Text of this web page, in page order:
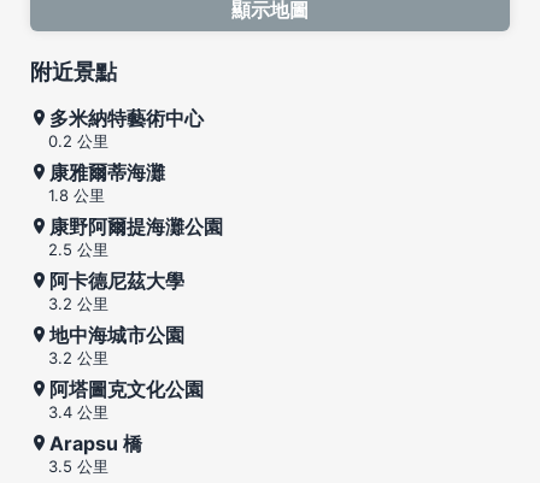
顯示地圖
附近景點
多米納特藝術中心
0.2 公里
康雅爾蒂海灘
1.8 公里
康野阿爾提海灘公園
2.5 公里
阿卡德尼茲大學
3.2 公里
地中海城市公園
3.2 公里
阿塔圖克文化公園
3.4 公里
Arapsu 橋
3.5 公里